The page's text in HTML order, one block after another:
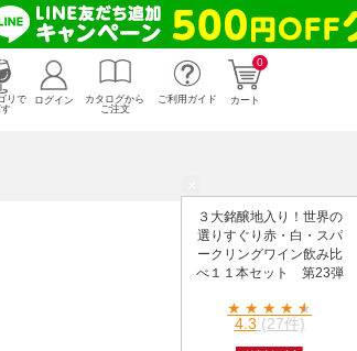
リで
0
カート
ログイン
カタログから
ご注文
ご利用ガイド
３大銘醸地入り！世界の
選りすぐり赤・白・スパ
ークリングワイン飲み比
べ１１本セット 第23弾
★ ★ ★ ★ ★
4.3 (27件)